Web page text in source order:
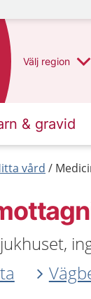
Välj region
& gravid
vård